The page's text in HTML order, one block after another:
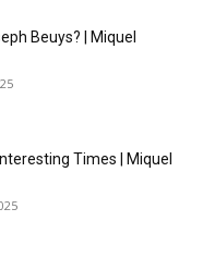
Beuys? | Miquel
Times | Miquel